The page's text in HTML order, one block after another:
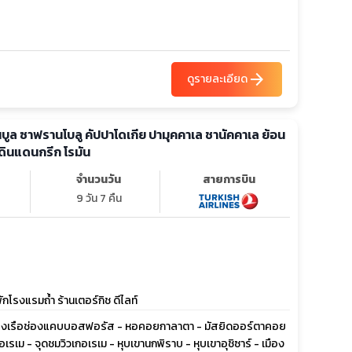
ดูรายละเอียดarrow_forward
ซาฟรานโบลู คัปปาโดเกีย ปามุคคาเล ชานัคคาเล ย้อน
นแดนกรีก โรมัน
จำนวนวัน
9 วัน 7 คืน
สายการบิน
รงแรมถ้ำ ร้านเตอร์กิช ดีไลท์
งเรือช่องแคบบอสฟอรัส - หอคอยกาลาตา - มัสยิดออร์ตาคอย
เม - จุดชมวิวเกอเรเม - หุบเขานกพิราบ - หุบเขาอุชิซาร์ - เมือง